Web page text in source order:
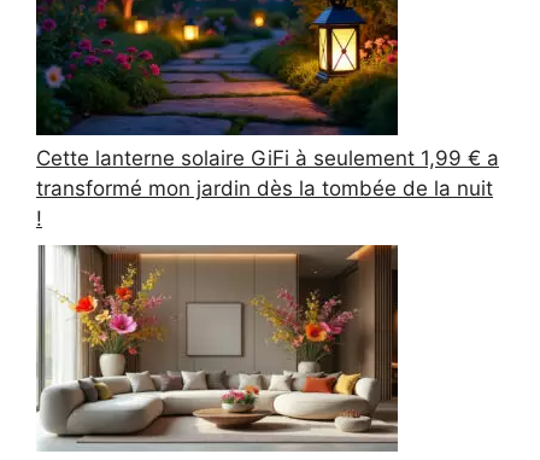
Cette lanterne solaire GiFi à seulement 1,99 € a
transformé mon jardin dès la tombée de la nuit
!